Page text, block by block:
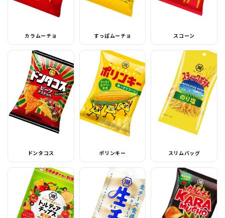
カラムーチョ すっぱムーチョ スコーン
ドンタコス ポリンキー スリムバッグ